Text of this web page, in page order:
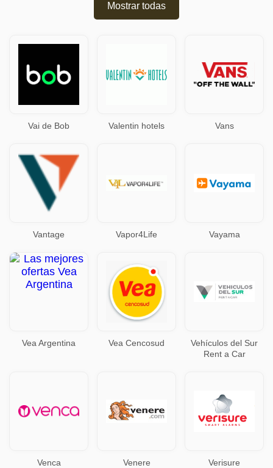
Mostrar todas
Vai de Bob Valentin hotels Vans
Vantage Vapor4Life Vayama
Vea Argentina Vea Cencosud
Vehículos del Sur
Rent a Car
Venca Venere Verisure